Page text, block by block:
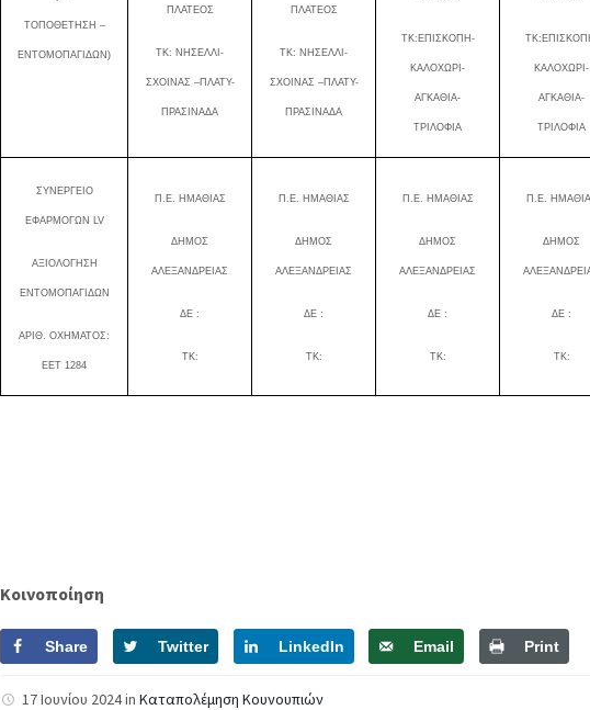
ΤΟΠΟΘΕΤΗΣΗ –
ΕΝΤΟΜΟΠΑΓΙΔΩΝ)
ΠΛΑΤΕΟΣ
ΤΚ: ΝΗΣΕΛΛΙ-
ΣΧΟΙΝΑΣ –ΠΛΑΤΥ-
ΠΡΑΣΙΝΑΔΑ
ΠΛΑΤΕΟΣ
ΤΚ: ΝΗΣΕΛΛΙ-
ΣΧΟΙΝΑΣ –ΠΛΑΤΥ-
ΠΡΑΣΙΝΑΔΑ
ΤΚ:ΕΠΙΣΚΟΠΗ-
ΚΑΛΟΧΩΡΙ-
ΑΓΚΑΘΙΑ-
ΤΡΙΛΟΦΙΑ
ΚΑΛΟΧΩΡΙ-
ΑΓΚΑΘΙΑ-
ΤΡΙΛΟΦΙΑ
ΣΥΝΕΡΓΕΙΟ
ΕΦΑΡΜΟΓΩΝ LV
ΑΞΙΟΛΟΓΗΣΗ
ΕΝΤΟΜΟΠΑΓΙΔΩΝ
ΑΡΙΘ. ΟΧΗΜΑΤΟΣ:
ΕΕΤ 1284
Π.Ε. ΗΜΑΘΙΑΣ
ΔΗΜΟΣ
ΑΛΕΞΑΝΔΡΕΙΑΣ
ΔΕ :
ΤΚ:
Π.Ε. ΗΜΑΘΙΑΣ
ΔΗΜΟΣ
ΑΛΕΞΑΝΔΡΕΙΑΣ
ΔΕ :
ΤΚ:
Π.Ε. ΗΜΑΘΙΑΣ
ΔΗΜΟΣ
ΑΛΕΞΑΝΔΡΕΙΑΣ
ΔΕ :
ΤΚ:
Π.Ε.
ΔΗΜΟΣ
ΔΕ :
ΤΚ:
Κοινοποίηση
Share Twitter LinkedIn Email Print
17 Ιουνίου 2024inΚαταπολέμηση Κουνουπιών